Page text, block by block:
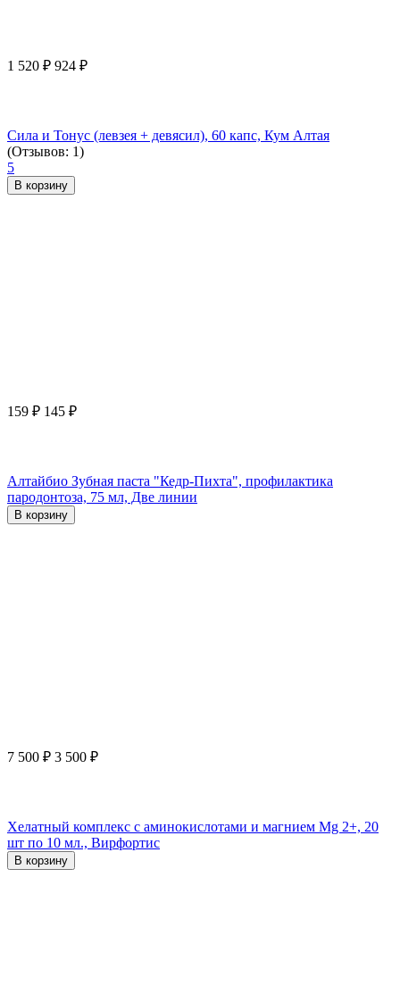
1 520 ₽ 924 ₽
Сила и Тонус (левзея + девясил), 60 капс, Кум Алтая
(Отзывов: 1)
5
В корзину
159 ₽ 145 ₽
Алтайбио Зубная паста "Кедр-Пихта", профилактика
пародонтоза, 75 мл, Две линии
В корзину
7 500 ₽ 3 500 ₽
Хелатный комплекс с аминокислотами и магнием Mg 2+, 20
шт по 10 мл., Вирфортис
В корзину